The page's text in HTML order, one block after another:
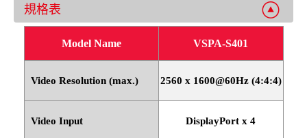
規格表
Model Name VSPA-S401
Video Resolution (max.) 2560 x 1600@60Hz (4:4:4)
Video Input DisplayPort x 4